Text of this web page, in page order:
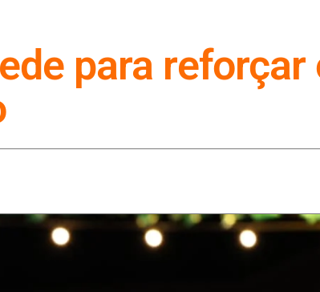
para reforçar